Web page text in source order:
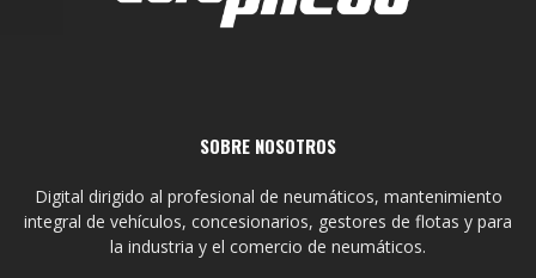
SOBRE NOSOTROS
Digital dirigido al profesional de neumáticos, mantenimiento
integral de vehículos, concesionarios, gestores de flotas y para
la industria y el comercio de neumáticos.